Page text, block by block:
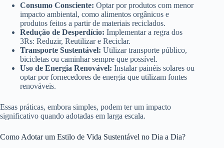
Consumo Consciente: Optar por produtos com menor
impacto ambiental, como alimentos orgânicos e
produtos feitos a partir de materiais reciclados.
Redução de Desperdício: Implementar a regra dos
3Rs: Reduzir, Reutilizar e Reciclar.
Transporte Sustentável: Utilizar transporte público,
bicicletas ou caminhar sempre que possível.
Uso de Energia Renovável: Instalar painéis solares ou
optar por fornecedores de energia que utilizam fontes
renováveis.
Essas práticas, embora simples, podem ter um impacto
significativo quando adotadas em larga escala.
Como Adotar um Estilo de Vida Sustentável no Dia a Dia?